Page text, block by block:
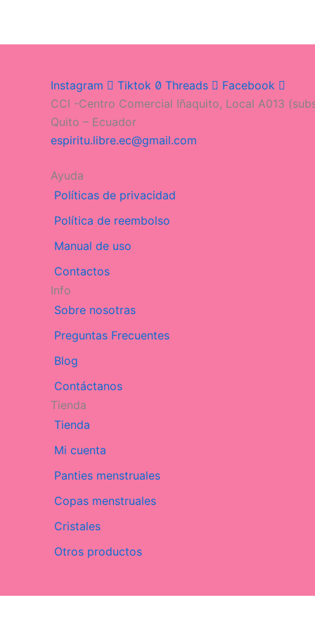
Instagram Tiktok Threads
Facebook
CCI -Centro Comercial Iñaquito, Local A013
Quito – Ecuador
espiritu.libre.ec@gmail.com
Ayuda
Políticas de privacidad
Política de reembolso
Manual de uso
Contactos
Info
Sobre nosotras
Preguntas Frecuentes
Blog
Contáctanos
Tienda
Tienda
Mi cuenta
Panties menstruales
Copas menstruales
Cristales
Otros productos